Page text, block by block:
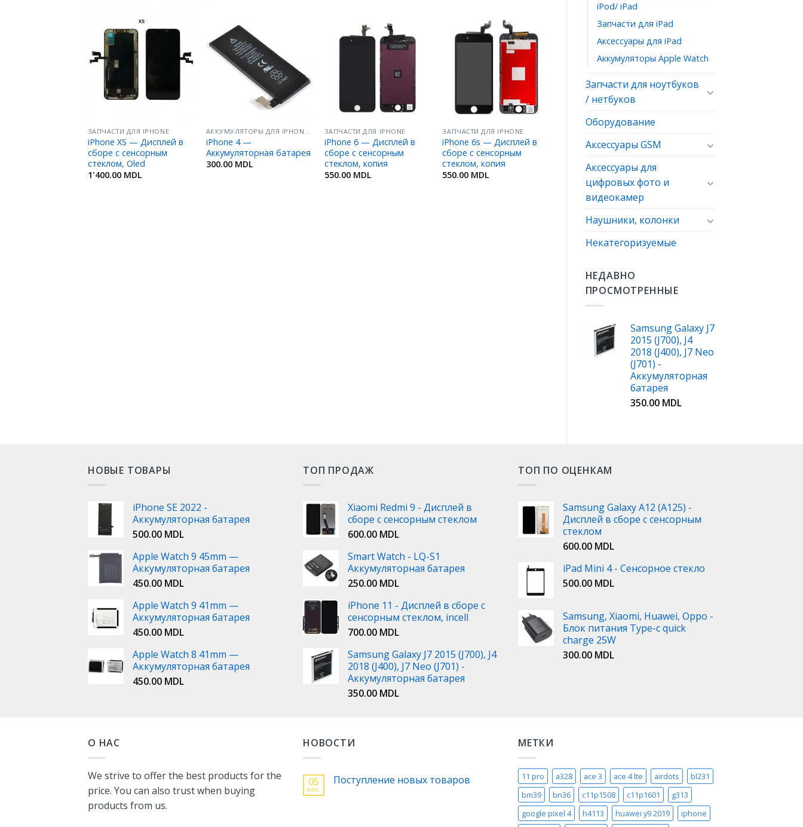
iPod/ iPad
Запчасти для iPad
Аксессуары для iPad
Аккумуляторы Apple Watch
Запчасти для ноутбуков
/ нетбуков
Оборудование
Аксессуары GSM
Аксессуары для
цифровых фото и
видеокамер
Наушники, колонки
Некатегоризуемые
НЕДАВНО
ПРОСМОТРЕННЫЕ
Samsung Galaxy J7
2015 (J700), J4
2018 (J400), J7 Neo
(J701) -
Аккумуляторная
батарея
350.00 MDL
Избранное
ЗАПЧАСТИ ДЛЯ IPHONE
iPhone XS — Дисплей в
сборе с сенсорным
стеклом, Oled
1'400.00 MDL
Добавить
в
Избранное
iPhone 4 —
Аккумуляторная батарея
300.00 MDL
Добавить
Избранное
ЗАПЧАСТИ ДЛЯ IPHONE
iPhone 6 — Дисплей в
сборе с сенсорным
стеклом, копия
550.00 MDL
Добавить
Избранное
ЗАПЧАСТИ ДЛЯ IPHONE
iPhone 6s — Дисплей в
сборе с сенсорным
стеклом, копия
550.00 MDL
НОВЫЕ ТОВАРЫ
iPhone SE 2022 -
Аккумуляторная батарея
500.00 MDL
Apple Watch 9 45mm —
Аккумуляторная батарея
450.00 MDL
Apple Watch 9 41mm —
Аккумуляторная батарея
450.00 MDL
Apple Watch 8 41mm —
Аккумуляторная батарея
450.00 MDL
ТОП ПРОДАЖ
Xiaomi Redmi 9 - Дисплей в
сборе с сенсорным стеклом
600.00 MDL
Smart Watch - LQ-S1
Аккумуляторная батарея
250.00 MDL
iPhone 11 - Дисплей в сборе с
сенсорным стеклом, incell
700.00 MDL
Samsung Galaxy J7 2015 (J700), J4
2018 (J400), J7 Neo (J701) -
Аккумуляторная батарея
350.00 MDL
ТОП ПО ОЦЕНКАМ
Samsung Galaxy A12 (A125) -
Дисплей в сборе с сенсорным
стеклом
600.00 MDL
iPad Mini 4 - Сенсорное стекло
500.00 MDL
Samsung, Xiaomi, Huawei, Oppo -
Блок питания Type-c quick
charge 25W
300.00 MDL
О НАС
We strive to offer the best products for the
price. You can also trust when buying
products from us.
НОВОСТИ
05
nov.
Поступление новых товаров
МЕТКИ
11 pro a328 ace 3 ace 4 lte airdots
bl231
bm39
bn36 c11p1508 c11p1601
g313
google pixel 4
h4113 huawei y9 2019
iphone